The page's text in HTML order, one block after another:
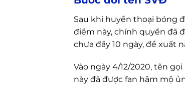
Sau khi huyền thoại bóng
điểm này, chính quyền đã
chưa đầy 10 ngày, đề xuất
Vào ngày 4/12/2020, tên
này đã được fan hâm mộ